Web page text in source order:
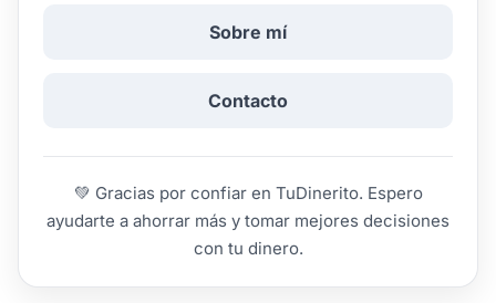
Sobre mí
Contacto
💚 Gracias por confiar en TuDinerito. Espero
ayudarte a ahorrar más y tomar mejores decisiones
con tu dinero.